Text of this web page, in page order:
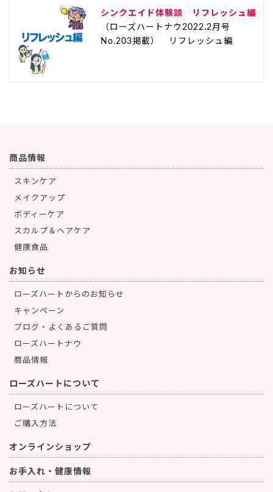
シンクエイド体験談 リフレッシュ編
（ローズハートナウ2022.2月号
No.203掲載） リフレッシュ編
商品情報
スキンケア
メイクアップ
ボディーケア
スカルプ＆ヘアケア
健康食品
お知らせ
ローズハートからのお知らせ
キャンペーン
ブログ・よくあるご質問
ローズハートナウ
商品情報
ローズハートについて
ローズハートについて
ご購入方法
オンラインショップ
お手入れ・健康情報